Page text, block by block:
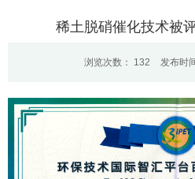
稀土脱硝催化技术被
浏览次数： 132 发布时